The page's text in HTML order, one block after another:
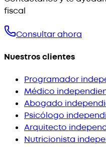
fiscal
Consultar ahora
Nuestros clientes
Programador
Médico
Abogado
Psicólogo
Arquitecto
Nutricionista